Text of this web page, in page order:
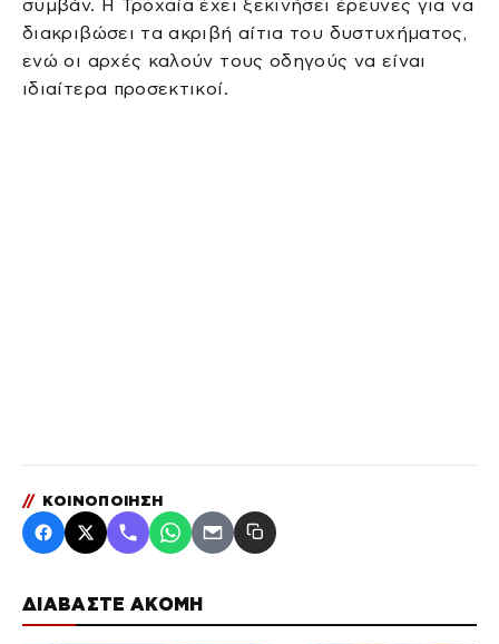
ΔΙΑΒΑΣΤΕ ΑΚΟΜΗ
συμβάν. Η Τροχαία έχει ξεκινήσει έρευνες για να
διακριβώσει τα ακριβή αίτια του δυστυχήματος,
ενώ οι αρχές καλούν τους οδηγούς να είναι
ιδιαίτερα προσεκτικοί.
// ΚΟΙΝΟΠΟΙΗΣΗ